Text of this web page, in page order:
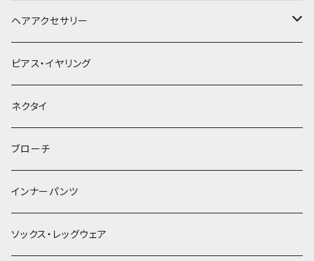
ヘアアクセサリー
ヘアクリップ
ヘッドドレス・カチューシャ
ヘアゴム
簪
ピアス・イヤリング
ネクタイ
ブローチ
インナーパンツ
ソックス・レッグウェア